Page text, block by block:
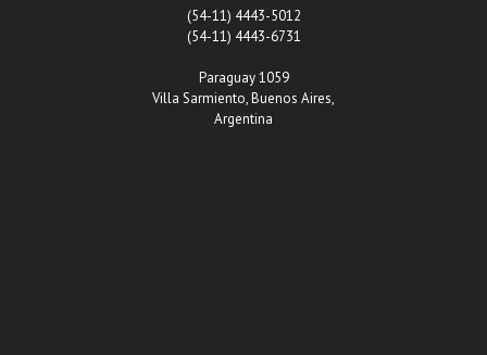
(54-11) 4443-5012
(54-11) 4443-6731
Paraguay 1059
Villa Sarmiento, Buenos Aires,
Argentina